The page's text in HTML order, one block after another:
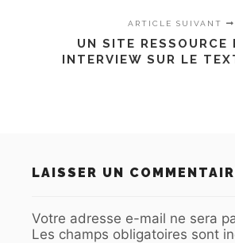
ARTICLE SUIVANT
UN SITE RESSOURCE
INTERVIEW SUR LE
LAISSER UN
Votre adresse e-mail ne sera
Les champs obligatoires sont